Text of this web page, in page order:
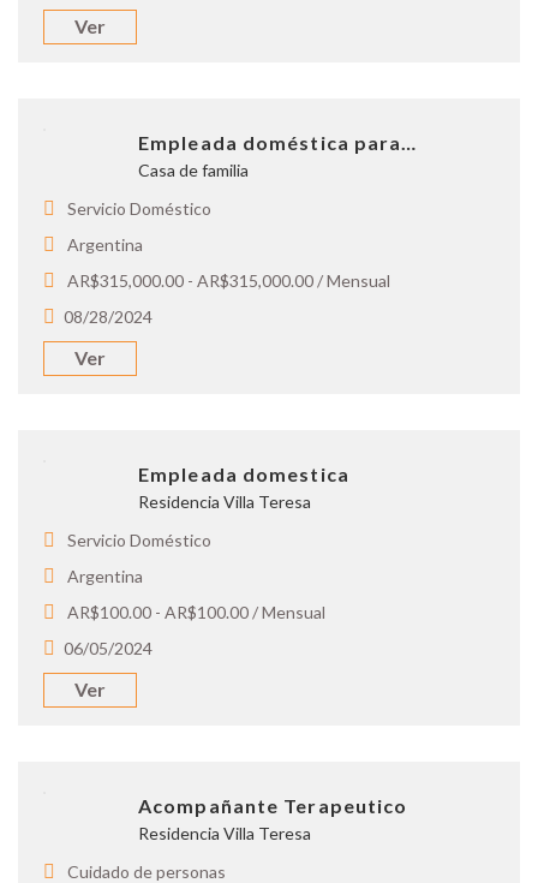
Ver
Empleada doméstica para…
Casa de familia
Servicio Doméstico
Argentina
AR$315,000.00 - AR$315,000.00 / Mensual
08/28/2024
Ver
Empleada domestica
Residencia Villa Teresa
Servicio Doméstico
Argentina
AR$100.00 - AR$100.00 / Mensual
06/05/2024
Ver
Acompañante Terapeutico
Residencia Villa Teresa
Cuidado de personas